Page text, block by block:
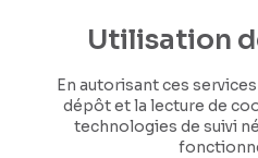
Tél: +32 81 77 67 55
E-mail: info@museerops.be
Utilisation
En autorisant ces
dépôt et la lecture de
technologies de suivi